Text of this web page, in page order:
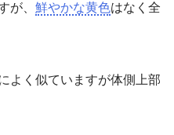
が、 鮮やかな黄色はなく全
よく似ていますが体側上部